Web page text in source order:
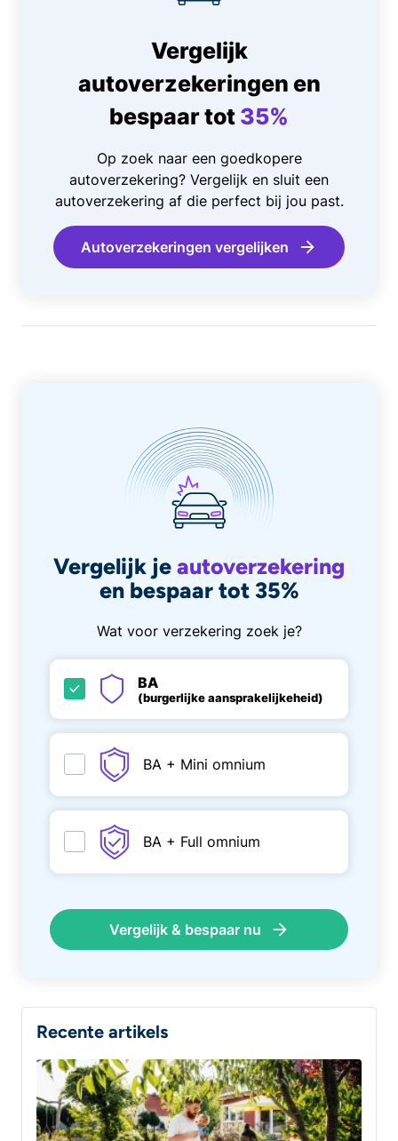
Vergelijk
autoverzekeringen en
bespaar tot 35%
Op zoek naar een goedkopere
autoverzekering? Vergelijk en sluit een
autoverzekering af die perfect bij jou past.
Autoverzekeringen vergelijken
Vergelijk je autoverzekering
en bespaar tot 35%
Wat voor verzekering zoek je?
BA
(burgerlijke aansprakelijkeheid)
BA + Mini omnium
BA + Full omnium
Vergelijk & bespaar nu
Recente artikels